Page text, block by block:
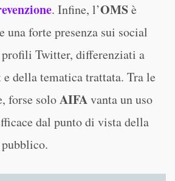
. Infine, l’OMSè
una forte presenza sui social
profili Twitter, differenziati a
e della tematica trattata. Tra le
forse soloAIFAvanta un uso
dal punto di vista della